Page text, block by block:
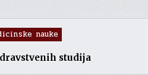
nauke
studija